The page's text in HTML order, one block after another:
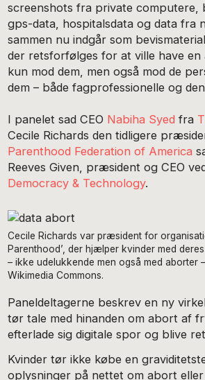
screenshots fra private computere,
gps-data, hospitalsdata og data fra
sammen nu indgår som
der retsforfølges for at ville have en
kun mod dem, men også mod de
dem – både fagprofessionelle og
I panelet sad CEO Nabiha Syed fra
Cecile Richards den tidligere
Parenthood Federation of America
Reeves Given, præsident og CEO
Democracy & Technology.
Cecile Richards var præsident for
Parenthood’, der hjælper kvinder med
– ikke udelukkende men også med aborter
Wikimedia Commons.
Paneldeltagerne beskrev en ny
tør tale med hinanden om abort af
efterlade sig digitale spor og blive
Kvinder tør ikke købe en
oplysninger på nettet om abort